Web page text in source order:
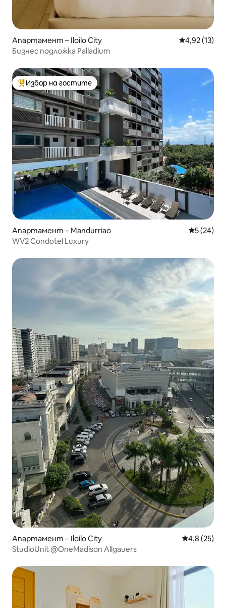
Апартамент – Iloilo City Средна
4,92 (13)
Бизнес подложка Palladium
Най-популярен избор на гостите
Избор на гостите
Апартамент – Mandurriao Средна
5 (24)
WV2 Condotel Luxury
Апартамент – Iloilo City Средна
4,8 (25)
StudioUnit @OneMadison Allgauers